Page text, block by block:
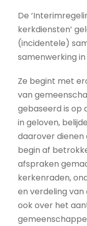
De
kerkdiensten’
(incidentele)
samenwerking
Ze begint met
van
gebaseerd is op
in geloven,
daarover
begin af
afspraken
kerkenraden,
en verdeling
ook over het